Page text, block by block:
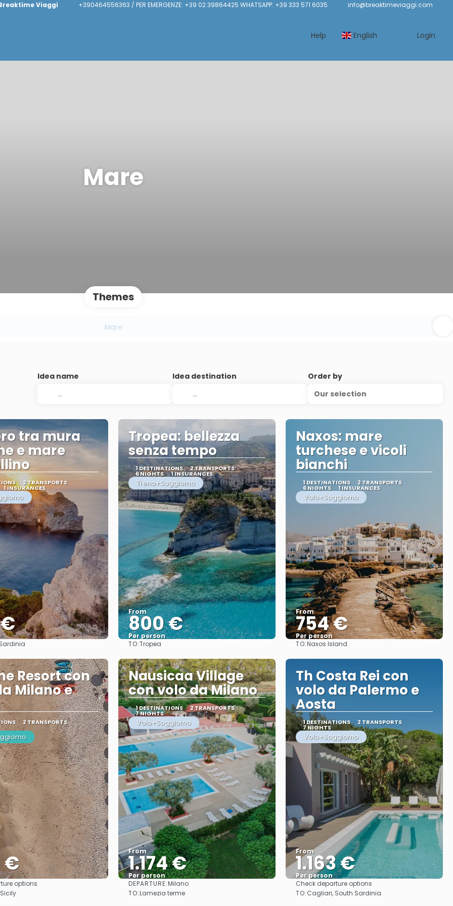
Viaggi +390464556363 / PER EMERGENZE: +39 02 39864425 WHATSAPP: +39 333 571 6035 info@breaktimeviaggi.com
Help English Login
Mare
Themes
Mare
Idea name Idea destination
Order by
Our selection
tra mura
e mare
2 TRANSPORTS
1 INSURANCES
See
Tropea: bellezza
senza tempo
1 DESTINATIONS 2 TRANSPORTS
6 NIGHTS 1 INSURANCES
Treno+Soggiorno
From
800 €
Per person
TO:Tropea
Naxos: mare
turchese e vicoli
bianchi
1 DESTINATIONS 2 TRANSPORTS
6 NIGHTS 1 INSURANCES
Volo+Soggiorno
From
754 €
Per person
TO:Naxos Island
Resort con
Milano e
2 TRANSPORTS
€
See
options
Nausicaa Village
con volo da Milano
1 DESTINATIONS 2 TRANSPORTS
7 NIGHTS
Volo+Soggiorno
From
1.174 €
Per person
DEPARTURE:Milano
TO:Lamezia terme
Th Costa Rei con
volo da Palermo e
Aosta
1 DESTINATIONS 2 TRANSPORTS
7 NIGHTS
Volo+Soggiorno
From
1.163 €
Per person
See
Check departure options
TO:Cagliari, South Sardinia